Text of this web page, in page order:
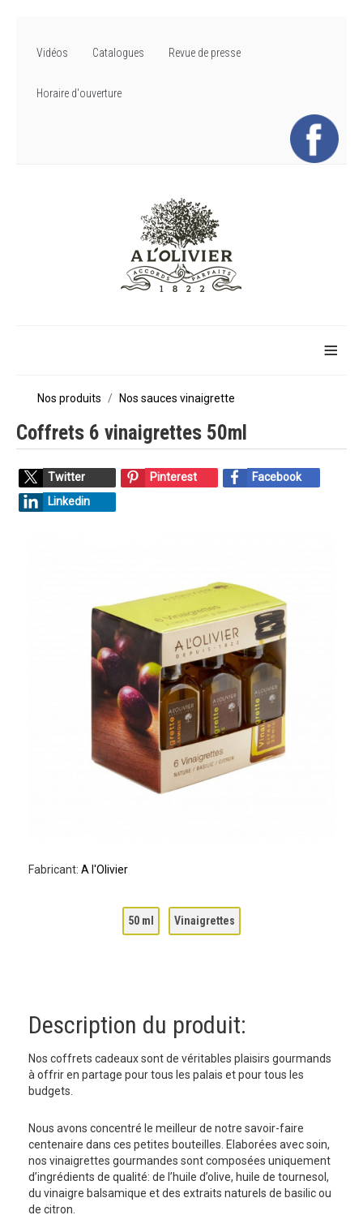
Vidéos Catalogues Revue de presse
Horaire d'ouverture
≡
Nos produits Nos sauces vinaigrette
Coffrets 6 vinaigrettes 50ml
Twitter Pinterest
Facebook
Linkedin
Fabricant: A l'Olivier
50 ml Vinaigrettes
Description du produit:
Nos coffrets cadeaux sont de véritables plaisirs gourmands
à offrir en partage pour tous les palais et pour tous les
budgets.
Nous avons concentré le meilleur de notre savoir-faire
centenaire dans ces petites bouteilles. Elaborées avec soin,
nos vinaigrettes gourmandes sont composées uniquement
d’ingrédients de qualité: de l’huile d’olive, huile de tournesol,
du vinaigre balsamique et des extraits naturels de basilic ou
de citron.